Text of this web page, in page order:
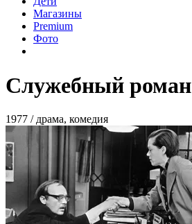
Магазины
Premium
Фото
Служебный роман
1977 / драма, комедия